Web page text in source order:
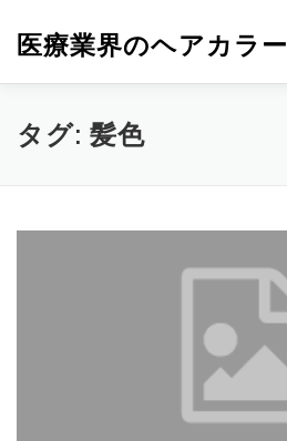
医療業界のヘアカラー
タグ: 髪色